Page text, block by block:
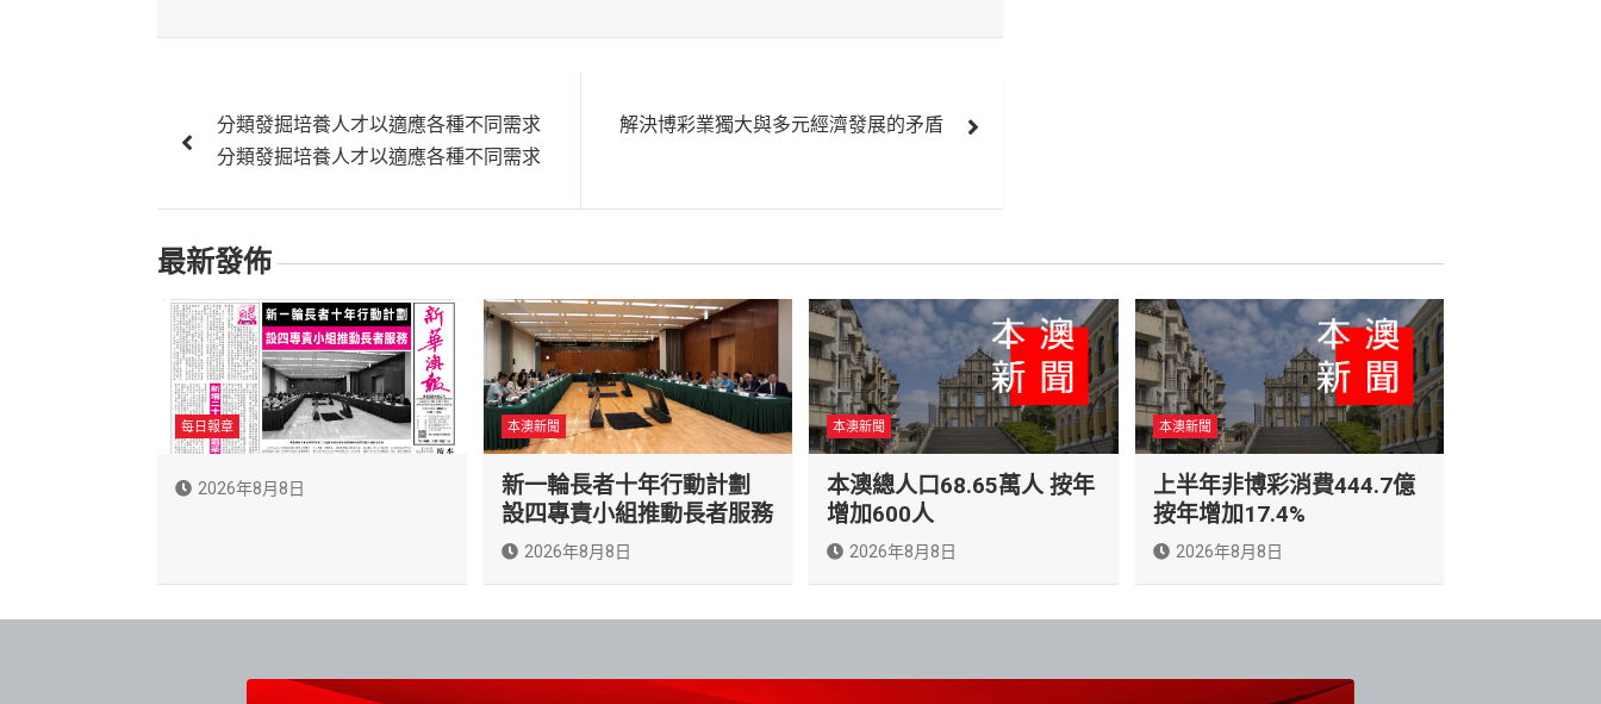
章
覽
分類發掘培養人才以適應各種不同需求
分類發掘培養人才以適應各種不同需求
解決博彩業獨大與多元經濟發展的矛盾
最新發佈
每日報章
2026年8月8日
本澳新聞
新一輪長者十年行動計劃
設四專責小組推動長者服務
2026年8月8日
本澳新聞
本澳總人口68.65萬人 按年
增加600人
2026年8月8日
本澳新聞
上半年非博彩消費444.7億
按年增加17.4%
2026年8月8日